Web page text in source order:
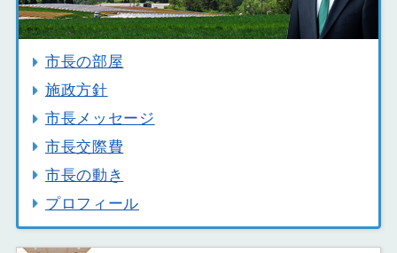
市長の部屋
施政方針
市長メッセージ
市長交際費
市長の動き
プロフィール